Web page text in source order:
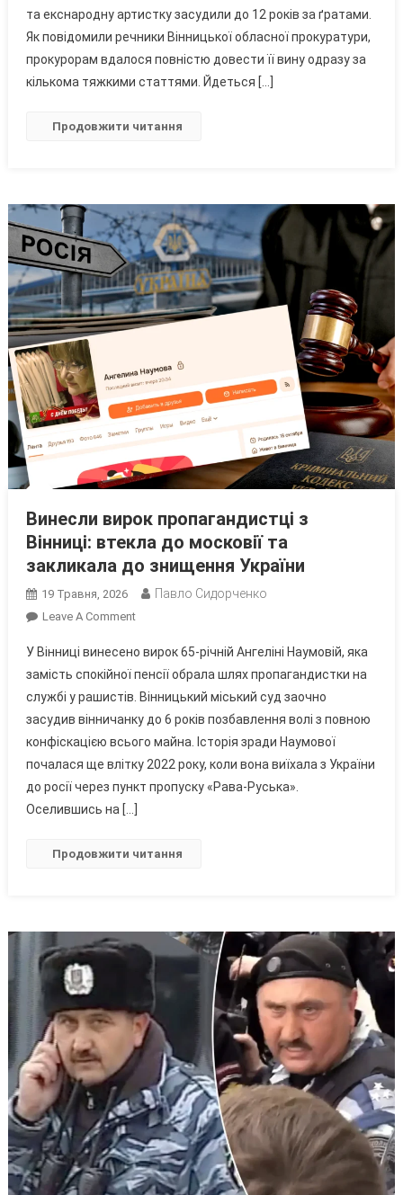
Пісні:
Суд
та екснародну артистку засудили до 12 років за ґратами.
Як повідомили речники Вінницької обласної прокуратури,
прокурорам вдалося повністю довести її вину одразу за
кількома тяжкими статтями. Йдеться […]
Продовжити читання
Винесли вирок пропагандистці з
Вінниці: втекла до московії та
закликала до знищення України
19 Травня, 2026 Павло Сидорченко
Leave A CommentOn
Вирок
Пропагандистці
З
Вінниці:
Втекла
До
Та
У Вінниці винесено вирок 65-річній Ангеліні Наумовій, яка
замість спокійної пенсії обрала шлях пропагандистки на
службі у рашистів. Вінницький міський суд заочно
засудив вінничанку до 6 років позбавлення волі з повною
конфіскацією всього майна. Історія зради Наумової
почалася ще влітку 2022 року, коли вона виїхала з України
до росії через пункт пропуску «Рава-Руська».
Оселившись на […]
Продовжити читання